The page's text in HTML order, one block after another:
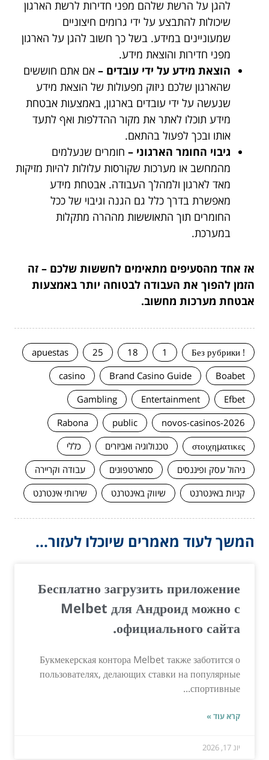
להגן על הרשת שלהם מפני חדירות לרשת הארגון
שיכולות להתבצע על ידי גרומים חיצוניים
שמעוניינים במידע. בשל כך חשוב להגן על הארגון
מפני חדירות והוצאת מידע.
הוצאת מידע על ידי עובדים – אם אתם חוששים
שהארגון שלכם ניזוק מפעולות של הוצאת מידע
שנעשה על ידי עובדים בארגון, באמצעות אבטחת
מידע תוכלו לאתר את מקור ההדלפות ואף לתעד
אותו ובכך לפעול בהתאם.
גיבוי החומר הארגוני – חומרים שנעלמים
מהמחשב או מערכות שקורסות עלולות להיות מזיקות
מאד לארגון ולמהלך העבודה. אבטחת מידע
מאפשרת בדרך כלל גם הגנה וגיבוי של ככל
החומרים תוך התאוששות מההרה מתקלות
במערכת.
אז אחד מהסעיפים מתאימים לחששות שלכם – זה
הזמן להפוך את העבודה לבטוחה יותר באמצעות
אבטחת מערכות מחשוב.
! Без рубрики
1
18
25
apuestas
Boabet
Brand Casino Guide
casino
Efbet
Entertainment
Gambling
novos-casinos-2026
public
Rabona
στοιχηματικες
טכנולוגיה ואביזרים
כללי
ניהול עסק ופיננסים
סמארטפונים
עבודה וקריירה
קניות באינטרנט
שיווק באינטרנט שירותי אינטרנט
המשך לעוד מאמרים שיוכלו לעזור...
Бесплатно загрузить приложение
Melbet для Андроид можно с
официального сайта.
Букмекерская контора Melbet также заботится о
пользователях, делающих ставки на популярные
спортивные...
קרא עוד »
יונ 17, 2026